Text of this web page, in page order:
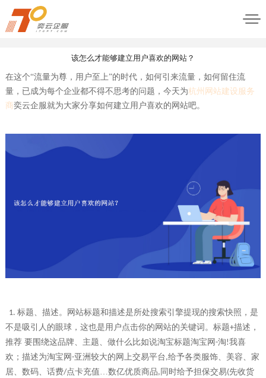
该怎么才能够建立用户喜欢的网站？
在这个“流量为尊，用户至上”的时代，如何引来流量，如何留住流
量，已成为每个企业都不得不思考的问题，今天为杭州网站建设服务
商奕云企服就为大家分享如何建立用户喜欢的网站吧。
1. 标题、描述。网站标题和描述是所处搜索引擎提现的搜索快照，是
不是吸引人的眼球，这也是用户点击你的网站的关键词。标题+描述，
推荐 要围绕这品牌、主题、做什么比如说淘宝标题淘宝网 -淘!我喜
欢；描述为淘宝网 -亚洲较大的网上交易平台,给予各类服饰、美容、家
居、数码、话费/点卡充值…数亿优质商品, 同时给予担保交易(先收货